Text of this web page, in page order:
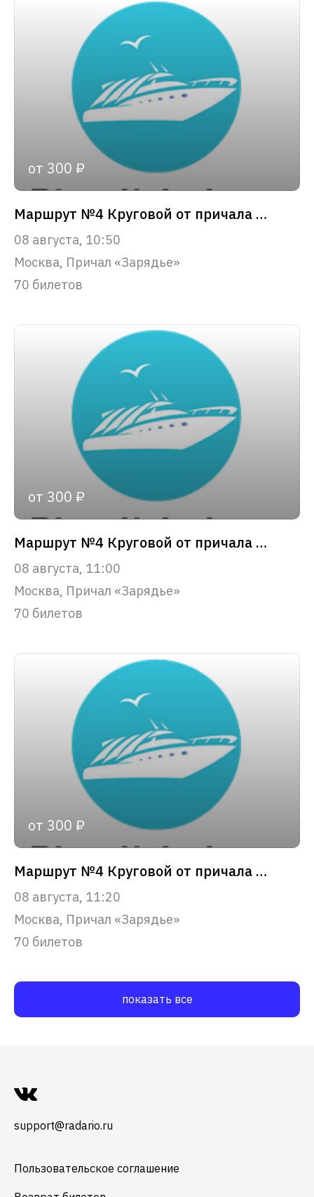
от 300 ₽
Маршрут №4 Круговой от причала «Зарядье»
08 августа, 10:50
Москва, Причал «Зарядье»
70 билетов
от 300 ₽
Маршрут №4 Круговой от причала «Зарядье»
08 августа, 11:00
Москва, Причал «Зарядье»
70 билетов
от 300 ₽
Маршрут №4 Круговой от причала «Зарядье»
08 августа, 11:20
Москва, Причал «Зарядье»
70 билетов
показать все
support@radario.ru
Пользовательское соглашение